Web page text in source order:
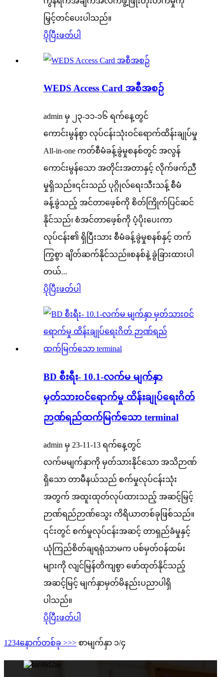
မြှင့်တင်ပေးပါသည်။
ပိုပြီးဖတ်ပါ
WEDS Access Card အစီအစဉ်
admin မှ ၂၃-၁၁-၁၆ ရက်နေ့တွင်
ကောင်းမွန်စွာ လုပ်ငန်းသုံးဝင်ရောက်ထိန်းချုပ်မှု
All-in-one ကတ်စီမံခန့်ခွဲမှုစနစ်တွင် အလွန်
ကောင်းမွန်သော အတိုင်းအတာနှင့် လိုက်ဖက်ညီ
မှုရှိသည်။၎င်းသည် ပုဂ္ဂိုလ်ရေးသီးသန့် စီမံ
ခန့်ခွဲသည့် အင်တာဖေ့စ်ကို စိတ်ကြိုက်ပြင်ဆင်
နိုင်သည်၊ စံအင်တာဖေ့စ်ကို ပံ့ပိုးပေးကာ
လုပ်ငန်း၏ ရှိပြီးသား စီမံခန့်ခွဲမှုစနစ်နှင့် တက်
ကြွစွာ ချိတ်ဆက်နိုင်သည်။စနစ်နဲ့ ခွဲခြားထားပါ
တယ်...
ပိုပြီးဖတ်ပါ
BD စီးရီး- 10.1-လက်မ မျက်နှာ
မှတ်သားဝင်ရောက်မှု ထိန်းချုပ်ရေးဂိတ်
ဉာဏ်ရည်ထက်မြက်သော terminal
admin မှ 23-11-13 ရက်နေ့တွင်
လက်မမျက်နှာကို မှတ်သားနိုင်သော အသိဉာဏ်
ရှိသော တာမီနယ်သည် စက်မှုလုပ်ငန်းသုံး
အတွက် အထူးထုတ်လုပ်ထားသည့် အဆင့်မြင့်
ဉာဏ်ရည်ဉာဏ်သွေး ကိရိယာတစ်ခုဖြစ်သည်။
၎င်းတွင် စက်မှုလုပ်ငန်းအဆင့် တာရှည်ခံမှုနှင့်
ယုံကြည်စိတ်ချရရုံသာမက ပစ်မှတ်ဝန်ထမ်း
များကို လျင်မြန်တိကျစွာ ဖော်ထုတ်နိုင်သည့်
အဆင့်မြင့် မျက်နှာမှတ်မိနည်းပညာပါရှိ
ပါသည်။
ပိုပြီးဖတ်ပါ
1 234နောက်တစ်ခု >>> စာမျက်နှာ ၁/၄